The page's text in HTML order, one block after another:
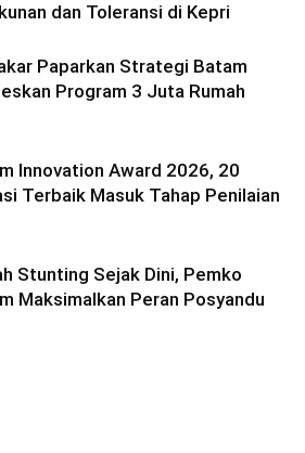
dan Toleransi di Kepri
Paparkan Strategi Batam
Program 3 Juta Rumah
Innovation Award 2026, 20
Terbaik Masuk Tahap Penilaian
Stunting Sejak Dini, Pemko
Maksimalkan Peran Posyandu